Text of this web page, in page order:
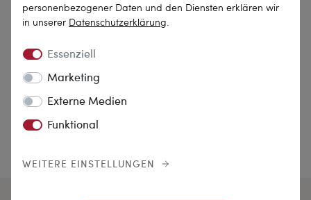
personenbezogener Daten und den Diensten erklären wir
in unserer Daten­schutz­erklärung.
Essenziell
Marketing
Externe Medien
Funktional
WEITERE EINSTELLUNGEN